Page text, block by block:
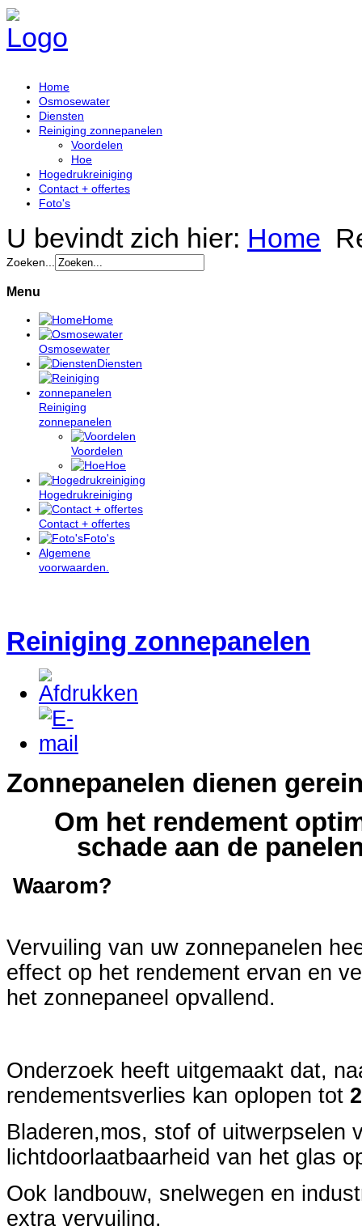
Home
Osmosewater
Diensten
Reiniging zonnepanelen
Voordelen
Hoe
Hogedrukreiniging
Contact + offertes
Foto's
U bevindt zich hier: Home
Zoeken...
Menu
Home
Osmosewater
Diensten
Reiniging
zonnepanelen
Voordelen
Hoe
Hogedrukreiniging
Contact + offertes
Foto's
Algemene
voorwaarden.
Reiniging zonnepanelen
Zonnepanelen dienen
Om het rendement
schade aan de
Waarom?
Vervuiling van uw zonnepanelen
effect op het rendement ervan en
het zonnepaneel opvallend.
Onderzoek heeft uitgemaakt dat,
rendementsverlies kan oplopen tot
Bladeren,mos, stof of uitwerpselen
lichtdoorlaatbaarheid van het glas
Ook landbouw, snelwegen en
extra vervuiling.